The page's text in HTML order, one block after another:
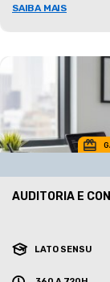
SAIBA MAIS
AUDITORIA E
LATO SENSU